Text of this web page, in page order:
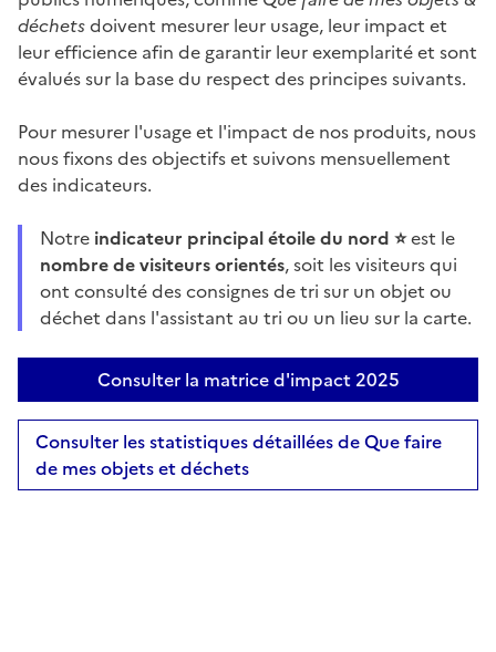
déchetsdoivent mesurer leur usage, leur impact et
leur efficience afin de garantir leur exemplarité et sont
évalués sur la base du respect des principes suivants.
Pour mesurer l'usage et l'impact de nos produits, nous
nous fixons des objectifs et suivons mensuellement
des indicateurs.
Notre indicateur principal étoile du nord ⭐️est le
nombre de visiteurs orientés, soit les visiteurs qui
ont consulté des consignes de tri sur un objet ou
déchet dans l'assistant au tri ou un lieu sur la carte.
Consulter la matrice d'impact 2025
Consulter les statistiques détaillées de Que faire
de mes objets et déchets